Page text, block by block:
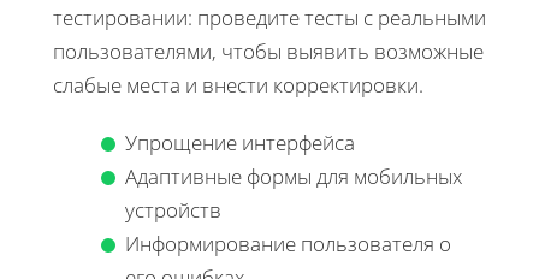
тестировании: проведите тесты с реальными
пользователями, чтобы выявить возможные
слабые места и внести корректировки.
Упрощение интерфейса
Адаптивные формы для мобильных
устройств
Информирование пользователя о